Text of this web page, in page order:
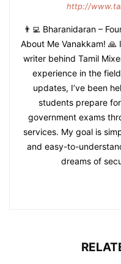
http://
👨‍💻 Bharanidaran –
About Me Vanakkam! 🙏
writer behind Tamil
experience in the
updates, I’ve been
students prepare
government exams
services. My goal is
and easy-to-
dreams of